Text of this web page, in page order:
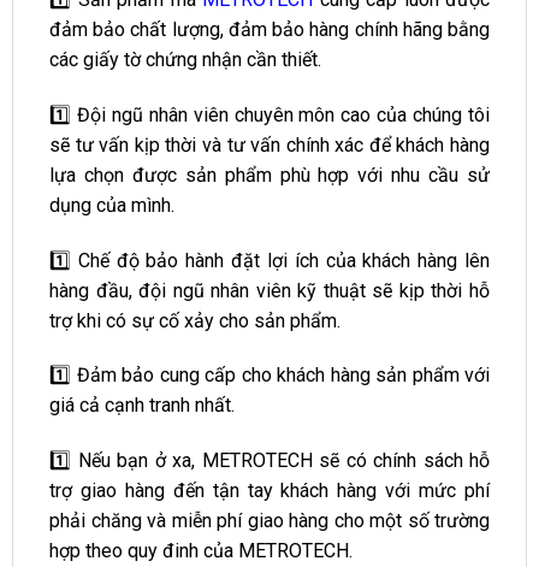
đảm bảo chất lượng, đảm bảo hàng chính hãng bằng
các giấy tờ chứng nhận cần thiết.
1️⃣ Đội ngũ nhân viên chuyên môn cao của chúng tôi
sẽ tư vấn kịp thời và tư vấn chính xác để khách hàng
lựa chọn được sản phẩm phù hợp với nhu cầu sử
dụng của mình.
1️⃣ Chế độ bảo hành đặt lợi ích của khách hàng lên
hàng đầu, đội ngũ nhân viên kỹ thuật sẽ kịp thời hỗ
trợ khi có sự cố xảy cho sản phẩm.
1️⃣ Đảm bảo cung cấp cho khách hàng sản phẩm với
giá cả cạnh tranh nhất.
1️⃣ Nếu bạn ở xa, METROTECH sẽ có chính sách hỗ
trợ giao hàng đến tận tay khách hàng với mức phí
phải chăng và miễn phí giao hàng cho một số trường
hợp theo quy đinh của METROTECH.